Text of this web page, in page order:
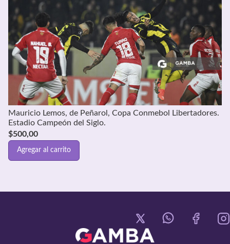
Mauricio Lemos, de Peñarol, Copa Conmebol Libertadores.
Estadio Campeón del Siglo.
$500,00
Agregar al carrito